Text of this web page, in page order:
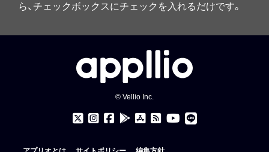
ら、チェックボックスにチェックを入れるだけです。
© Vellio Inc.